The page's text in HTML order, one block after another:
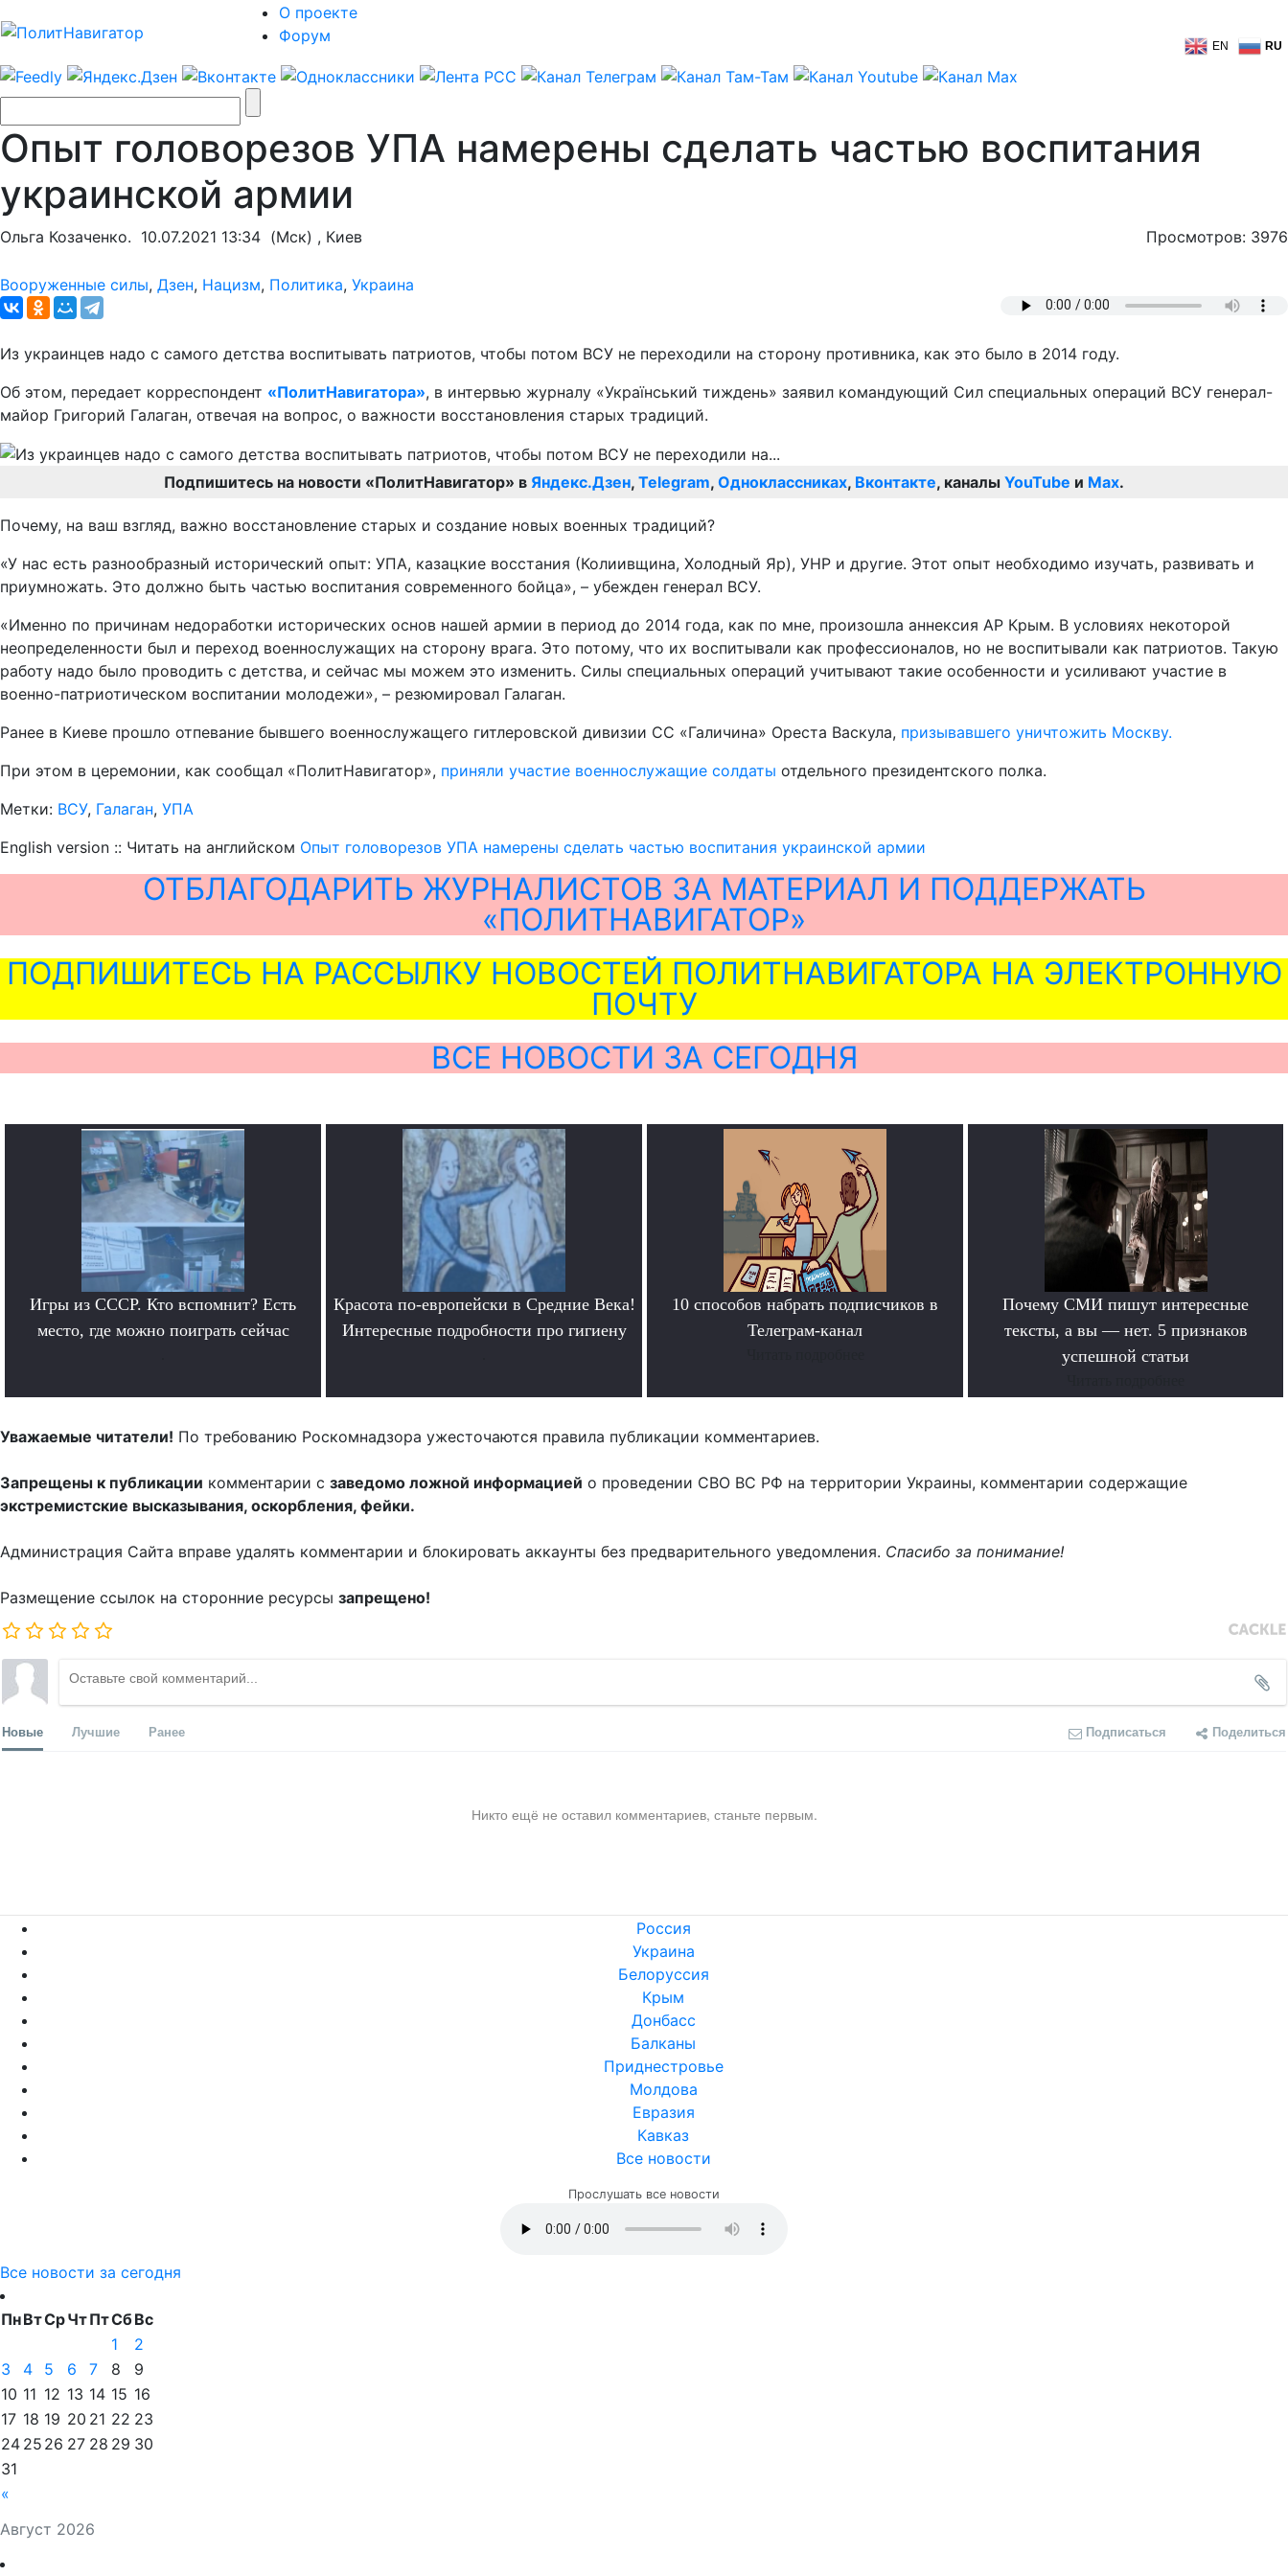
О проекте
Форум
EN RU
Опыт головорезов УПА намерены сделать частью воспитания
украинской армии
Ольга Козаченко. 10.07.2021 13:34 (Мск) , Киев Просмотров: 3976
Вооруженные силы, Дзен, Нацизм, Политика, Украина
Из украинцев надо с самого детства воспитывать патриотов, чтобы потом ВСУ не переходили на сторону противника, как это было в 2014 году.
Об этом, передает корреспондент «ПолитНавигатора», в интервью журналу «Український тиждень» заявил командующий Сил специальных операций ВСУ генерал-
майор Григорий Галаган, отвечая на вопрос, о важности восстановления старых традиций.
Подпишитесь на новости «ПолитНавигатор» в Яндекс.Дзен, Telegram, Одноклассниках, Вконтакте, каналы YouTube и Max.
Почему, на ваш взгляд, важно восстановление старых и создание новых военных традиций?
«У нас есть разнообразный исторический опыт: УПА, казацкие восстания (Колиивщина, Холодный Яр), УНР и другие. Этот опыт необходимо изучать, развивать и
приумножать. Это должно быть частью воспитания современного бойца», – убежден генерал ВСУ.
«Именно по причинам недоработки исторических основ нашей армии в период до 2014 года, как по мне, произошла аннексия АР Крым. В условиях некоторой
неопределенности был и переход военнослужащих на сторону врага. Это потому, что их воспитывали как профессионалов, но не воспитывали как патриотов. Такую
работу надо было проводить с детства, и сейчас мы можем это изменить. Силы специальных операций учитывают такие особенности и усиливают участие в
военно-патриотическом воспитании молодежи», – резюмировал Галаган.
Ранее в Киеве прошло отпевание бывшего военнослужащего гитлеровской дивизии СС «Галичина» Ореста Васкула, призывавшего уничтожить Москву.
При этом в церемонии, как сообщал «ПолитНавигатор», приняли участие военнослужащие солдаты отдельного президентского полка.
Метки: ВСУ, Галаган, УПА
English version :: Читать на английском Опыт головорезов УПА намерены сделать частью воспитания украинской армии
ОТБЛАГОДАРИТЬ ЖУРНАЛИСТОВ ЗА МАТЕРИАЛ И ПОДДЕРЖАТЬ
«ПОЛИТНАВИГАТОР»
ПОДПИШИТЕСЬ НА РАССЫЛКУ НОВОСТЕЙ ПОЛИТНАВИГАТОРА НА ЭЛЕКТРОННУЮ
ПОЧТУ
ВСЕ НОВОСТИ ЗА СЕГОДНЯ
Игры из СССР. Кто вспомнит? Есть
место, где можно поиграть сейчас
Красота по-европейски в Средние Века!
Интересные подробности про гигиену
10 способов набрать подписчиков в
Телеграм-канал
Почему СМИ пишут интересные
тексты, а вы — нет. 5 признаков
успешной статьи
Уважаемые читатели! По требованию Роскомнадзора ужесточаются правила публикации комментариев.
Запрещены к публикации комментарии с заведомо ложной информацией о проведении СВО ВС РФ на территории Украины, комментарии содержащие
экстремистские высказывания, оскорбления, фейки.
Администрация Сайта вправе удалять комментарии и блокировать аккаунты без предварительного уведомления. Спасибо за понимание!
Размещение ссылок на сторонние ресурсы запрещено!
Новые Лучшие Ранее Подписаться Поделиться
Никто ещё не оставил комментариев, станьте первым.
Россия
Украина
Белоруссия
Крым
Донбасс
Балканы
Приднестровье
Молдова
Евразия
Кавказ
Все новости
Прослушать все новости
Все новости за сегодня
Август 2026
ПнВтСрЧтПтСбВс
«
1
2
3
4 5 6 7 8
9
10 11 12 13 14 15 16
17 18 19 20 21 22 23
24 25 26 27 28 29 30
31